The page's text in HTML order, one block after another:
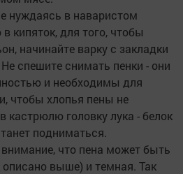
нуждаясь в наваристом
в кипяток, для того, чтобы
начинайте варку с закладки
спешите снимать пенки - они
и необходимы для
чтобы хлопья пены не
кастрюлю головку лука - белок
подниматься.
что пена может быть
описано выше) и темная. Так